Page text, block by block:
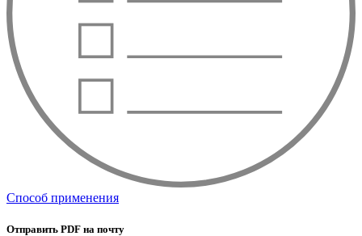
Способ применения
Отправить PDF на почту